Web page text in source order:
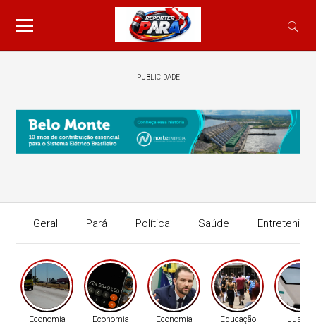
PUBLICIDADE
Geral Pará Política Saúde
Economia Economia Economia Educação Justiça